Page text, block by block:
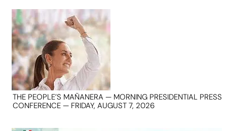
THE PEOPLE’S MAÑANERA — MORNING PRESIDENTIAL PRESS
CONFERENCE — FRIDAY, AUGUST 7, 2026